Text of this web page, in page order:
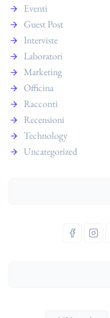
Eventi
Guest Post
Interviste
Laboratori
Marketing
Officina
Racconti
Recensioni
Technology
Uncategorized